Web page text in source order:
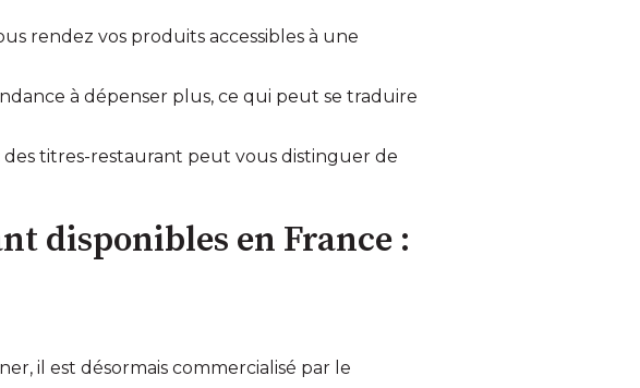
rendez vos produits accessibles à une
à dépenser plus, ce qui peut se traduire
des titres-restaurant peut vous distinguer de
disponibles en France :
il est désormais commercialisé par le